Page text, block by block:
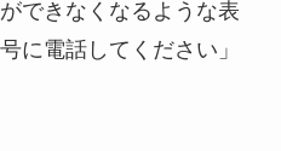
できなくなるような表
に電話してください」